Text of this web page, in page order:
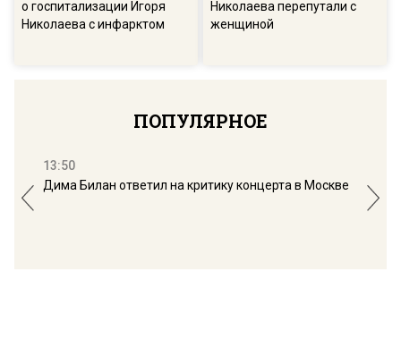
о госпитализации Игоря
Николаева с инфарктом
Николаева перепутали с
женщиной
ПОПУЛЯРНОЕ
13:50
Дима Билан ответил на критику концерта в Москве